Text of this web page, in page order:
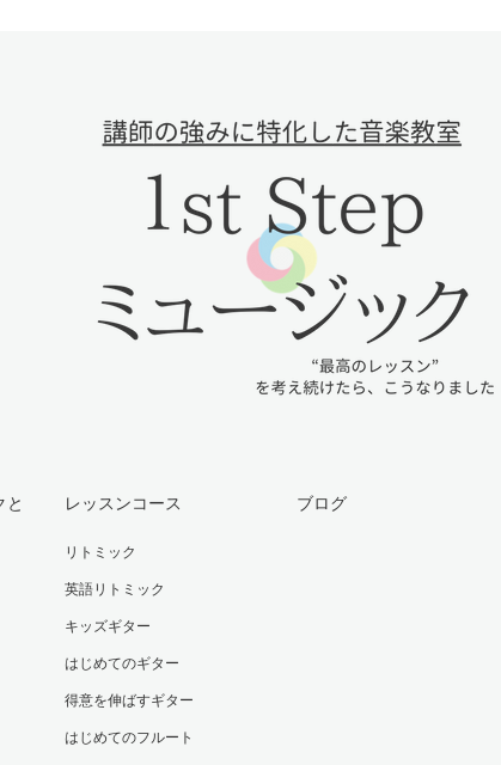
と
レッスンコース
リトミック
英語リトミック
キッズギター
はじめてのギター
得意を伸ばすギター
はじめてのフルート
ブログ